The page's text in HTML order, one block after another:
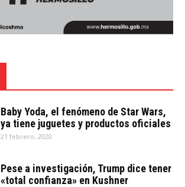
Baby Yoda, el fenómeno de Star Wars,
ya tiene juguetes y productos oficiales
21 febrero, 2020
Pese a investigación, Trump dice tener
«total confianza» en Kushner